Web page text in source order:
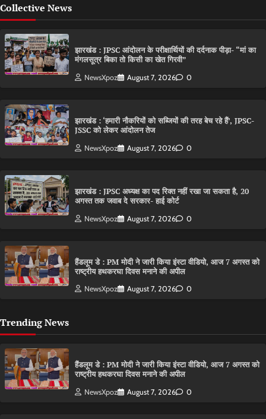
Collective News
झारखंड : JPSC आंदोलन के परीक्षार्थियों की दर्दनाक पीड़ा- “मां का
मंगलसूत्र बिका तो किसी का खेत गिरवी”
NewsXpoz August 7, 2026 0
झारखंड : ‘हमारी नौकरियों को सब्जियों की तरह बेच रहे हैं’, JPSC-
JSSC को लेकर आंदोलन तेज
NewsXpoz August 7, 2026 0
झारखंड : JPSC अध्यक्ष का पद रिक्त नहीं रखा जा सकता है, 20
अगस्त तक जवाब दे सरकार- हाई कोर्ट
NewsXpoz August 7, 2026 0
हैंडलूम डे : PM मोदी ने जारी किया इंस्टा वीडियो, आज 7 अगस्त को
राष्ट्रीय हथकरघा दिवस मनाने की अपील
NewsXpoz August 7, 2026 0
Trending News
हैंडलूम डे : PM मोदी ने जारी किया इंस्टा वीडियो, आज 7 अगस्त को
राष्ट्रीय हथकरघा दिवस मनाने की अपील
NewsXpoz August 7, 2026 0